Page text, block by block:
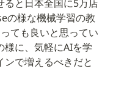
ると日本全国に5万店
の様な機械学習の教
ても良いと思ってい
様に、気軽にAIを学
で増えるべきだと